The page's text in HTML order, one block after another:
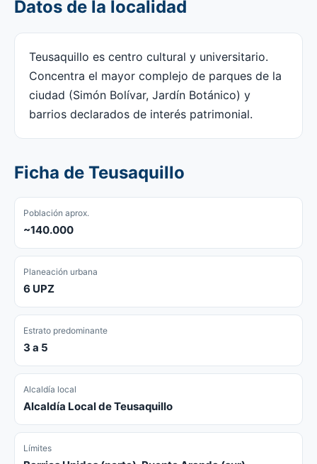
Datos de la localidad
Teusaquillo es centro cultural y universitario.
Concentra el mayor complejo de parques de la
ciudad (Simón Bolívar, Jardín Botánico) y
barrios declarados de interés patrimonial.
Ficha de Teusaquillo
Población aprox.
~140.000
Planeación urbana
6 UPZ
Estrato predominante
3 a 5
Alcaldía local
Alcaldía Local de Teusaquillo
Límites